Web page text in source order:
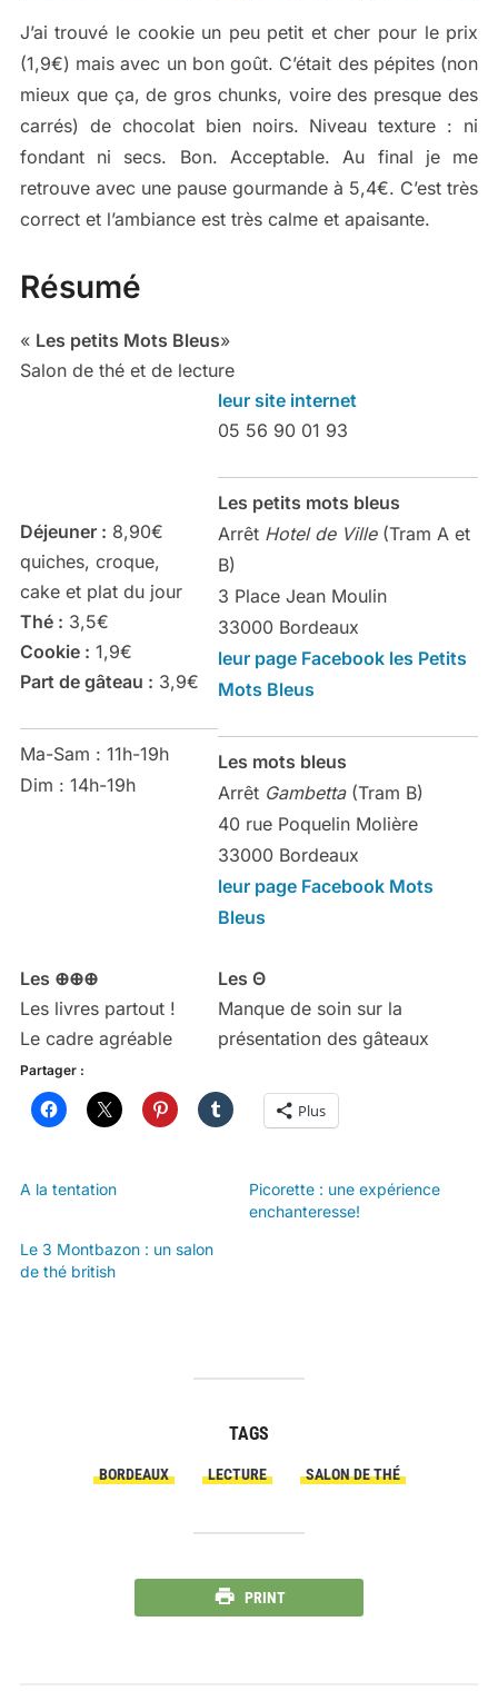
J’ai trouvé le cookie un peu petit et cher pour le prix
(1,9€) mais avec un bon goût. C’était des pépites (non
mieux que ça, de gros chunks, voire des presque des
carrés) de chocolat bien noirs. Niveau texture : ni
fondant ni secs. Bon. Acceptable. Au final je me
retrouve avec une pause gourmande à 5,4€. C’est très
correct et l’ambiance est très calme et apaisante.
Résumé
« Les petits Mots Bleus»
Salon de thé et de lecture
Déjeuner : 8,90€
quiches, croque,
cake et plat du jour
Thé : 3,5€
Cookie : 1,9€
Part de gâteau : 3,9€
Ma-Sam : 11h-19h
Dim : 14h-19h
leur site internet
05 56 90 01 93
Les petits mots bleus
Arrêt Hotel de Ville(Tram A et
B)
3 Place Jean Moulin
33000 Bordeaux
leur page Facebook les Petits
Mots Bleus
Les mots bleus
Arrêt Gambetta(Tram B)
40 rue Poquelin Molière
33000 Bordeaux
leur page Facebook Mots
Bleus
Les ⊕⊕⊕
Les Θ
Les livres partout !
Le cadre agréable
Manque de soin sur la
présentation des gâteaux
Partager :
Plus
A la tentation
Picorette : une expérience
enchanteresse!
Le 3 Montbazon : un salon
de thé british
TAGS
BORDEAUX LECTURE SALON DE THÉ
PRINT